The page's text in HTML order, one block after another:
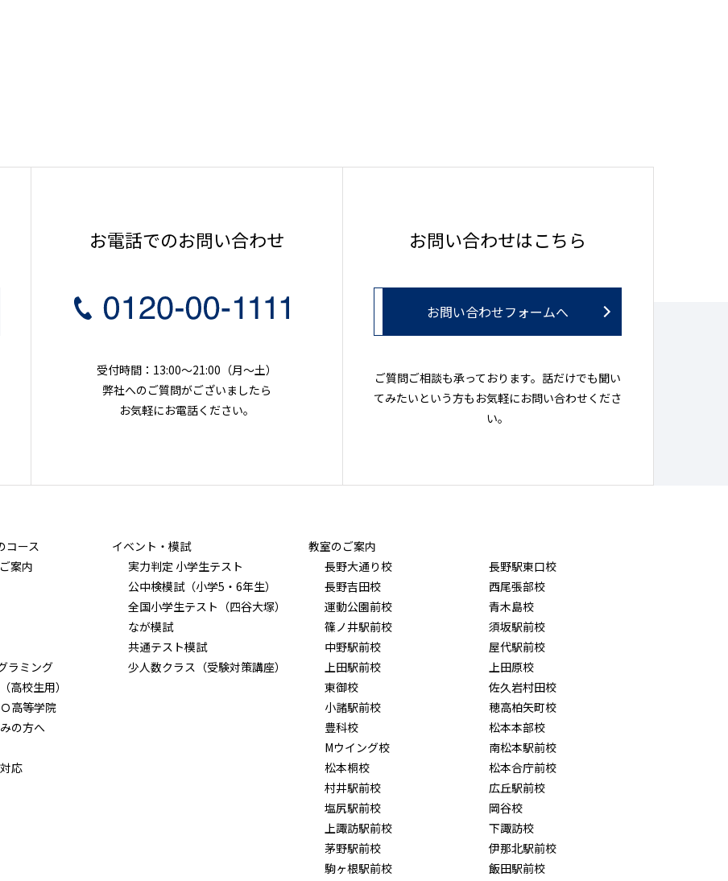
お電話でのお問い合わせ
受付時間：13:00～21:00（月〜土）
弊社へのご質問がございましたら
お気軽にお電話ください。
お問い合わせはこちら
お問い合わせフォームへ
ご質問ご相談も承っております。話だけでも聞い
てみたいという方もお気軽にお問い合わせくださ
い。
コース
案内
ラミング
高校生用）
高等学院
の方へ
応
イベント・模試
実力判定 小学生テスト
公中検模試（小学5・6年生）
全国小学生テスト（四谷大塚）
なが模試
共通テスト模試
少人数クラス（受験対策講座）
教室のご案内
長野大通り校
長野駅東口校
長野吉田校
西尾張部校
運動公園前校
青木島校
篠ノ井駅前校
須坂駅前校
中野駅前校
屋代駅前校
上田駅前校
上田原校
東御校
佐久岩村田校
小諸駅前校
穂高柏矢町校
豊科校
松本本部校
Mウイング校
南松本駅前校
松本桐校
松本合庁前校
村井駅前校
広丘駅前校
塩尻駅前校
岡谷校
上諏訪駅前校
下諏訪校
茅野駅前校
伊那北駅前校
駒ヶ根駅前校
飯田駅前校